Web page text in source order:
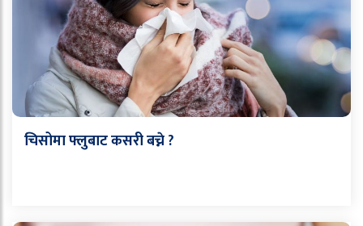
चिसोमा फ्लुबाट कसरी बच्ने ?